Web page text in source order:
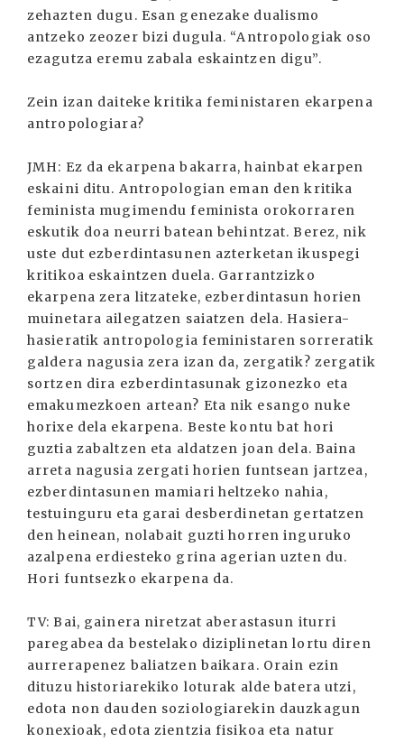
zehazten dugu. Esan genezake dualismo
antzeko zeozer bizi dugula. “Antropologiak oso
ezagutza eremu zabala eskaintzen digu”.
Zein izan daiteke kritika feministaren ekarpena
antropologiara?
JMH: Ez da ekarpena bakarra, hainbat ekarpen
eskaini ditu. Antropologian eman den kritika
feminista mugimendu feminista orokorraren
eskutik doa neurri batean behintzat. Berez, nik
uste dut ezberdintasunen azterketan ikuspegi
kritikoa eskaintzen duela. Garrantzizko
ekarpena zera litzateke, ezberdintasun horien
muinetara ailegatzen saiatzen dela. Hasiera-
hasieratik antropologia feministaren sorreratik
galdera nagusia zera izan da, zergatik? zergatik
sortzen dira ezberdintasunak gizonezko eta
emakumezkoen artean? Eta nik esango nuke
horixe dela ekarpena. Beste kontu bat hori
guztia zabaltzen eta aldatzen joan dela. Baina
arreta nagusia zergati horien funtsean jartzea,
ezberdintasunen mamiari heltzeko nahia,
testuinguru eta garai desberdinetan gertatzen
den heinean, nolabait guzti horren inguruko
azalpena erdiesteko grina agerian uzten du.
Hori funtsezko ekarpena da.
TV: Bai, gainera niretzat aberastasun iturri
paregabea da bestelako diziplinetan lortu diren
aurrerapenez baliatzen baikara. Orain ezin
dituzu historiarekiko loturak alde batera utzi,
edota non dauden soziologiarekin dauzkagun
konexioak, edota zientzia fisikoa eta natur